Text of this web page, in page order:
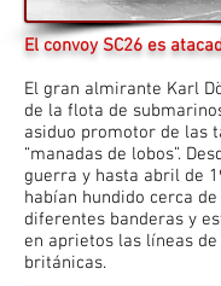
El convoy SC26 es
El gran almirante Karl
de la flota de
asiduo promotor de las
“manadas de lobos”.
guerra y hasta abril de
habían hundido cerca
diferentes banderas y
en aprietos las líneas
británicas.